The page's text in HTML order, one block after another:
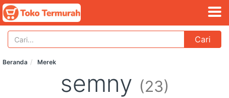
Cari
Beranda Merek
semny (23)